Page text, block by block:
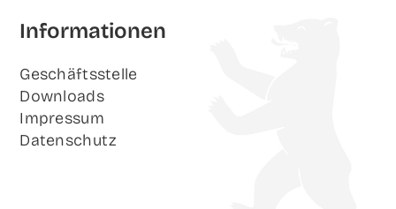
Infor­ma­tio­nen
Geschäfts­stel­le
Down­loads
Impres­sum
Daten­schutz